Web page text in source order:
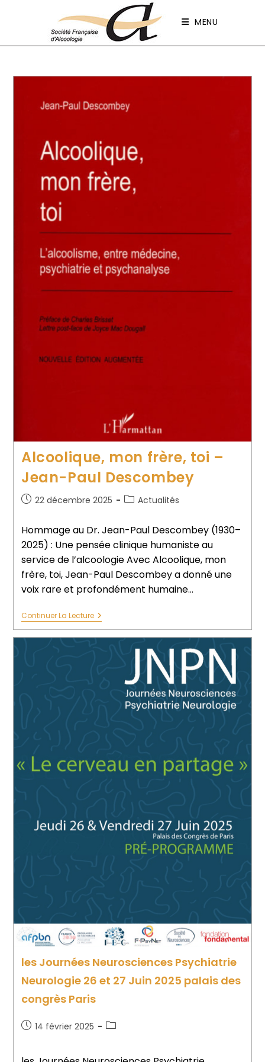
Panneau de gestion des cookies
MENU
Alcoolique, mon frère, toi –
Jean-Paul Descombey
22 décembre 2025 Actualités
Hommage au Dr. Jean-Paul Descombey (1930–
2025) : Une pensée clinique humaniste au
service de l’alcoologie Avec Alcoolique, mon
frère, toi, Jean-Paul Descombey a donné une
voix rare et profondément humaine…
Continuer La Lecture
les Journées Neurosciences Psychiatrie
Neurologie 26 et 27 Juin 2025 palais des
congrès Paris
14 février 2025